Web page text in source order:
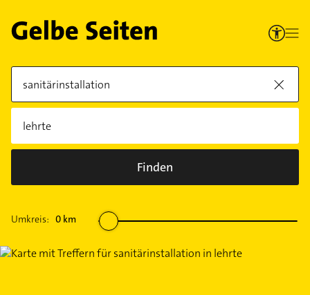
Finden
Umkreis: 0 km